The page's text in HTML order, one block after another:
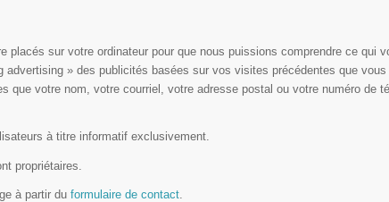
sur votre ordinateur pour que nous puissions comprendre ce qui
» des publicités basées sur vos visites précédentes que
que votre nom, votre courriel, votre adresse postal ou votre numéro de
à titre informatif exclusivement.
propriétaires.
à partir du formulaire de contact